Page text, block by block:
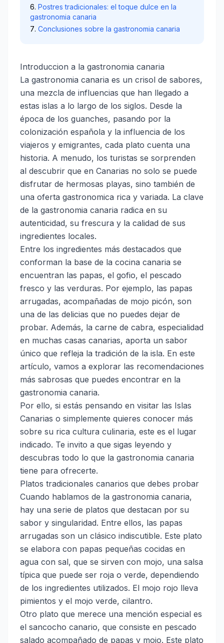
Postres tradicionales: el toque dulce en la
gastronomia canaria
Conclusiones sobre la gastronomia canaria
Introduccion a la gastronomia canaria
La gastronomia canaria es un crisol de sabores,
una mezcla de influencias que han llegado a
estas islas a lo largo de los siglos. Desde la
época de los guanches, pasando por la
colonización española y la influencia de los
viajeros y emigrantes, cada plato cuenta una
historia. A menudo, los turistas se sorprenden
al descubrir que en Canarias no solo se puede
disfrutar de hermosas playas, sino también de
una oferta gastronomica rica y variada. La clave
de la gastronomia canaria radica en su
autenticidad, su frescura y la calidad de sus
ingredientes locales.
Entre los ingredientes más destacados que
conforman la base de la cocina canaria se
encuentran las papas, el gofio, el pescado
fresco y las verduras. Por ejemplo, las papas
arrugadas, acompañadas de mojo picón, son
una de las delicias que no puedes dejar de
probar. Además, la carne de cabra, especialidad
en muchas casas canarias, aporta un sabor
único que refleja la tradición de la isla. En este
artículo, vamos a explorar las recomendaciones
más sabrosas que puedes encontrar en la
gastronomia canaria.
Por ello, si estás pensando en visitar las Islas
Canarias o simplemente quieres conocer más
sobre su rica cultura culinaria, este es el lugar
indicado. Te invito a que sigas leyendo y
descubras todo lo que la gastronomia canaria
tiene para ofrecerte.
Platos tradicionales canarios que debes probar
Cuando hablamos de la gastronomia canaria,
hay una serie de platos que destacan por su
sabor y singularidad. Entre ellos, las papas
arrugadas son un clásico indiscutible. Este plato
se elabora con papas pequeñas cocidas en
agua con sal, que se sirven con mojo, una salsa
típica que puede ser roja o verde, dependiendo
de los ingredientes utilizados. El mojo rojo lleva
pimientos y el mojo verde, cilantro.
Otro plato que merece una mención especial es
el sancocho canario, que consiste en pescado
salado acompañado de papas y mojo. Este plato